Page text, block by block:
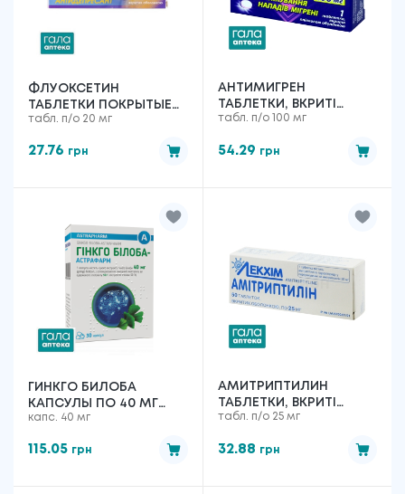
ФЛУОКСЕТИН
ТАБЛЕТКИ ПОКРЫТЫЕ
ОБОЛОЧКОЙ ПО 20 МГ
табл. п/о 20 мг
27.76 грн
АНТИМИГРЕН
ТАБЛЕТКИ, ВКРИТІ
ОБОЛОНКОЮ ПО 100
табл. п/о 100 мг
54.29 грн
ГИНКГО БИЛОБА
КАПСУЛЫ ПО 40 МГ
№30
капс. 40 мг
115.05 грн
АМИТРИПТИЛИН
ТАБЛЕТКИ, ВКРИТІ
ОБОЛОНКОЮ ПО 25 МГ
табл. п/о 25 мг
32.88 грн